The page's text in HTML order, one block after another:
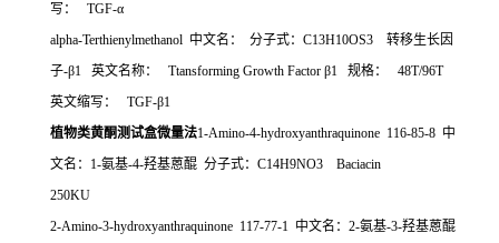
写： TGF-α
alpha-Terthienylmethanol 中文名： 分子式：C13H10OS3 转移生长因
子-β1 英文名称： Ttansforming Growth Factor β1 规格： 48T/96T
英文缩写： TGF-β1
植物类黄酮测试盒微量法1-Amino-4-hydroxyanthraquinone 116-85-8 中
文名：1-氨基-4-羟基蒽醌 分子式：C14H9NO3 Baciacin
250KU
2-Amino-3-hydroxyanthraquinone 117-77-1 中文名：2-氨基-3-羟基蒽醌